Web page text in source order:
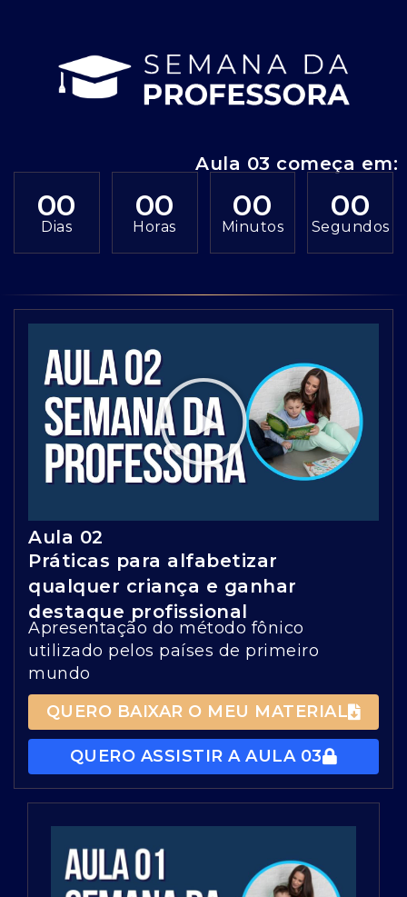
Aula 03 começa em:
00
Dias
00
Horas
00
Minutos
00
Segundos
Aula 02
Práticas para alfabetizar
qualquer criança e ganhar
destaque profissional
Apresentação do método fônico
utilizado pelos países de primeiro
mundo
QUERO BAIXAR O MEU MATERIAL
QUERO ASSISTIR A AULA 03